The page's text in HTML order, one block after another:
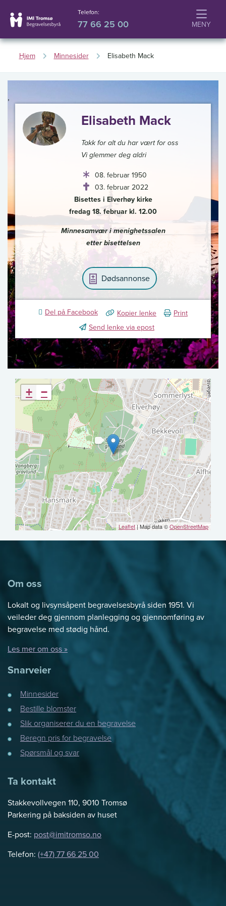
Telefon:
77 66 25 00
Hjem Minnesider Elisabeth Mack
,
Elisabeth Mack
Takk for alt du har vært for oss
Vi glemmer deg aldri
08. februar 1950
03. februar 2022
Bisettes i Elverhøy kirke
fredag 18. februar kl. 12.00
Minnesamvær i menighetssalen
etter bisettelsen
Dødsannonse
Del på Facebook Kopier lenke
Print
Send lenke via epost
+ −
Leaflet | Map data ©OpenStreetMap
Om oss
Lokalt og livsynsåpent begravelsesbyrå siden 1951. Vi
veileder deg gjennom planlegging og gjennomføring av
begravelse med stødig hånd.
Les mer om oss »
Snarveier
Minnesider
Bestille blomster
Slik organiserer du en begravelse
Beregn pris for begravelse
Spørsmål og svar
Ta kontakt
Stakkevollvegen 110, 9010 Tromsø
Parkering på baksiden av huset
E-post: post@imitromso.no
Telefon: (+47) 77 66 25 00